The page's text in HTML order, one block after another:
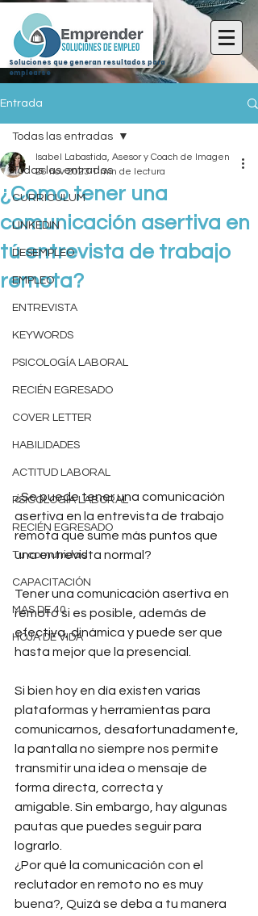
Soluciones que generan resultados para
emplearse
Entrada
Todas las entradas
CURRICULUM
LINKEDIN
DESEMPLEO
EMPLEO
ENTREVISTA
KEYWORDS
PSICOLOGÍA LABORAL
RECIÉN EGRESADO
COVER LETTER
HABILIDADES
ACTITUD LABORAL
PSICOLOGÍA LABORAL
RECIÉN EGRESADO
Tu comunidad
CAPACITACIÓN
MAS DE 40
HOJA DE VIDA
Todas las entradas
¿Como tener una
comunicación asertiva en
tú entrevista de trabajo
remota?
Isabel Labastida, Asesor y Coach de Imagen
26 nov 2023 1 min de lectura
¿Se puede tener una comunicación
asertiva en la entrevista de trabajo
remota que sume más puntos que
una entrevista normal?
Tener una comunicación asertiva en
remoto si es posible, además de
efectiva, dinámica y puede ser que
hasta mejor que la presencial.
Si bien hoy en día existen varias
plataformas y herramientas para
comunicarnos, desafortunadamente,
la pantalla no siempre nos permite
transmitir una idea o mensaje de
forma directa, correcta y
amigable. Sin embargo, hay algunas
pautas que puedes seguir para
lograrlo.
¿Por qué la comunicación con el
reclutador en remoto no es muy
buena?, Quizá se deba a tu manera